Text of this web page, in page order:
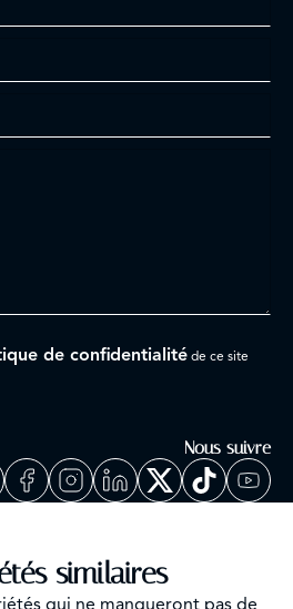
de confidentialitéde ce site
Nous suivre
similaires
qui ne manqueront pas de